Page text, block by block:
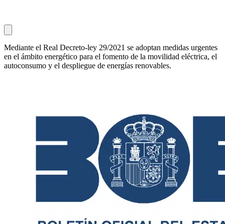
Mediante el Real Decreto-ley 29/2021 se adoptan medidas urgentes
en el ámbito energético para el fomento de la movilidad eléctrica, el
autoconsumo y el despliegue de energías renovables.